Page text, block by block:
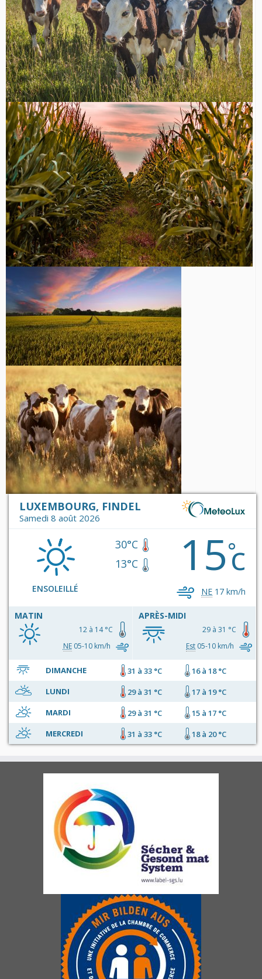
LUXEMBOURG, FINDEL
Samedi 8 août 2026
ENSOLEILLÉ
30°C
13°C
15°c
NE 17 km/h
MATIN
12 à 14 °C
NE05-10 km/h
APRÈS-MIDI
29 à 31 °C
Est 05-10 km/h
DIMANCHE 31 à 33 °C
16 à 18 °C
LUNDI
29 à 31 °C
17 à 19 °C
MARDI
29 à 31 °C
15 à 17 °C
MERCREDI
31 à 33 °C 18 à 20 °C